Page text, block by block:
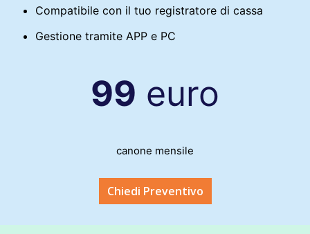
Compatibile con il tuo registratore di cassa
Gestione tramite APP e PC
99 euro
canone mensile
Chiedi Preventivo